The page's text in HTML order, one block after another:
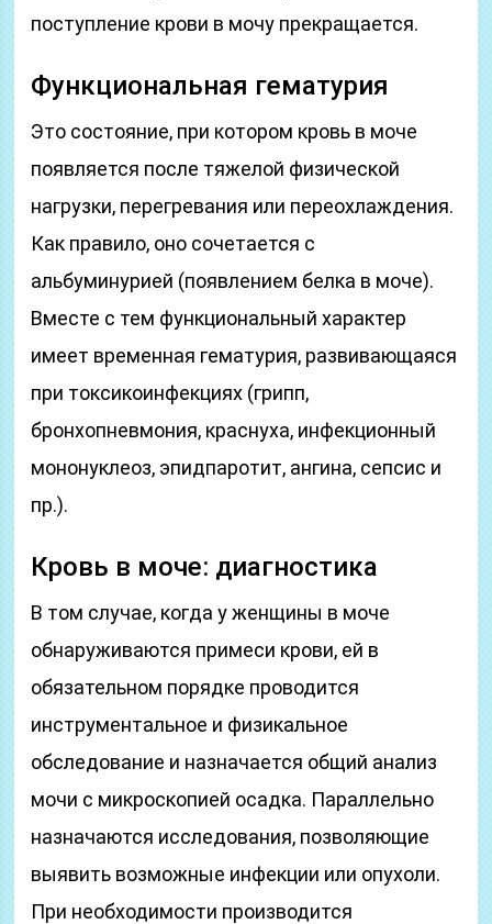
поступление крови в мочу прекращается.
Функциональная гематурия
Это состояние, при котором кровь в моче
появляется после тяжелой физической
нагрузки, перегревания или переохлаждения.
Как правило, оно сочетается с
альбуминурией (появлением белка в моче).
Вместе с тем функциональный характер
имеет временная гематурия, развивающаяся
при токсикоинфекциях (грипп,
бронхопневмония, краснуха, инфекционный
мононуклеоз, эпидпаротит, ангина, сепсис и
пр.).
Кровь в моче: диагностика
В том случае, когда у женщины в моче
обнаруживаются примеси крови, ей в
обязательном порядке проводится
инструментальное и физикальное
обследование и назначается общий анализ
мочи с микроскопией осадка. Параллельно
назначаются исследования, позволяющие
выявить возможные инфекции или опухоли.
При необходимости производится